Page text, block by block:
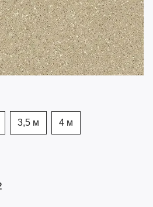
3,5 м 4 м